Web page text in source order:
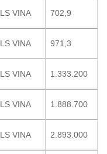
LS VINA 702,9
LS VINA 971,3
LS VINA 1.333.200
LS VINA 1.888.700
LS VINA 2.893.000